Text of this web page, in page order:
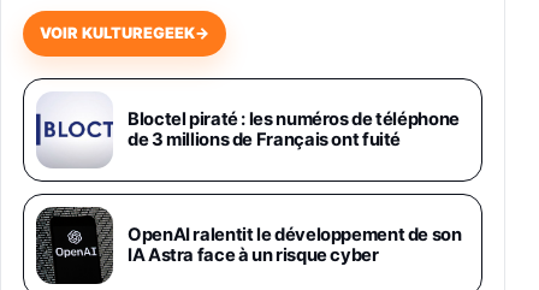
648,63€834,71€
Samsung Galaxy Miracle Ultra, Smartphone
Android 5G avec Galaxy AI, 512 Go,
Chargeur Secteur Rapide 25W Inclus,
Smartphone déverrouillé, Noir, Version FR
1019€
Galaxy S26 Ultra 512 Go Bleu
1019€1399€Fnac (Vendeur Tiers)
VOIR KULTUREGEEK→
Bloctel piraté : les numéros de téléphone
de 3 millions de Français ont fuité
OpenAI ralentit le développement de son
IA Astra face à un risque cyber